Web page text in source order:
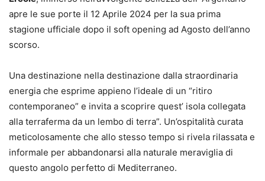
apre le sue porte il 12 Aprile 2024 per la sua prima
stagione ufficiale dopo il soft opening ad Agosto dell’anno
scorso.
Una destinazione nella destinazione dalla straordinaria
energia che esprime appieno l’ideale di un “ritiro
contemporaneo” e invita a scoprire quest’ isola collegata
alla terraferma da un lembo di terra”. Un’ospitalità curata
meticolosamente che allo stesso tempo si rivela rilassata e
informale per abbandonarsi alla naturale meraviglia di
questo angolo perfetto di Mediterraneo.